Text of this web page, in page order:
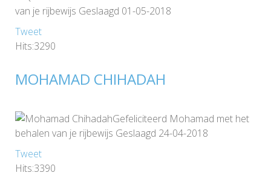
van je rijbewijs Geslaagd 01-05-2018
Tweet
Hits:3290
MOHAMAD CHIHADAH
Gefeliciteerd Mohamad met het
behalen van je rijbewijs Geslaagd 24-04-2018
Tweet
Hits:3390